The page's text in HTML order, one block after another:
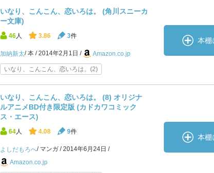
いなり、こんこん、恋いろは。 (角川スニーカ
ー文庫)
46 人 3.86 3件
加納新太 本 2014年2月1日 Amazon.co.jp
いなり、こんこん、恋いろは。(2)
本棚
いなり、こんこん、恋いろは。 (8) オリジナ
ルアニメBD付き限定版 (カドカワコミック
ス・エース)
64 人 4.08 9件
よしだもろへ マンガ
2014年6月24日
Amazon.co.jp
本棚